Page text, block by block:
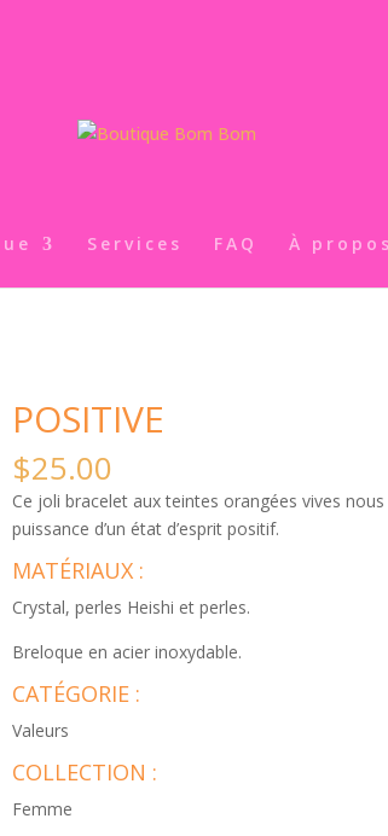
Services FAQ À propos
POSITIVE
$25.00
Ce joli bracelet aux teintes orangées vives
puissance d’un état d’esprit positif.
MATÉRIAUX :
Crystal, perles Heishi et perles.
Breloque en acier inoxydable.
CATÉGORIE :
Valeurs
COLLECTION :
Femme